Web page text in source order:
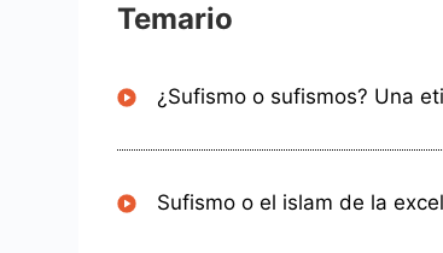
Temario
¿Sufismo o sufismos? Una
Sufismo o el islam de la